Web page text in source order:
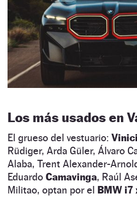
Los más usados en
El grueso del vestuario:
Rüdiger, Arda Güler, Álvaro
Alaba, Trent Alexander-
Eduardo Camavinga, Raúl
Militao, optan por el
BMW